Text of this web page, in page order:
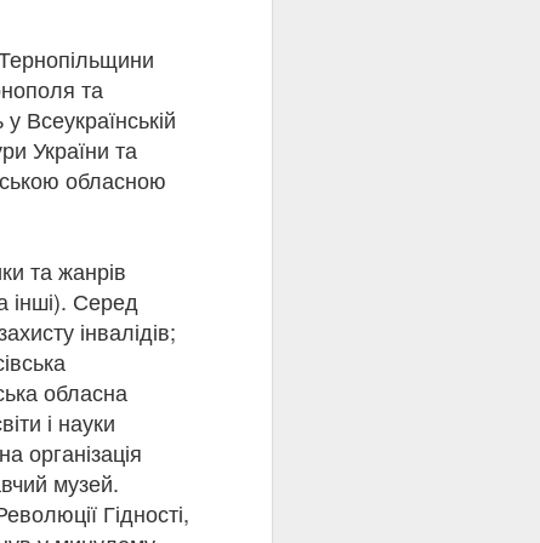
та
Всеукраїнській
України та
обласною
та жанрів
інші). Серед
інвалідів;
обласна
і науки
організація
музей.
Гідності,
на стіні
знищена
на сторожі»,
сучасно. Саме
Її творчість і
зберігаючи силу